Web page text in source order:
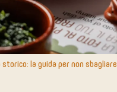
storico: la guida per non sbagliare